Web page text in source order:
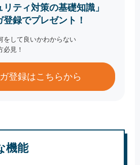
ティ対策の基礎知識」
登録でプレゼント！
をして良いかわからない
必見！
登録はこちらから
機能